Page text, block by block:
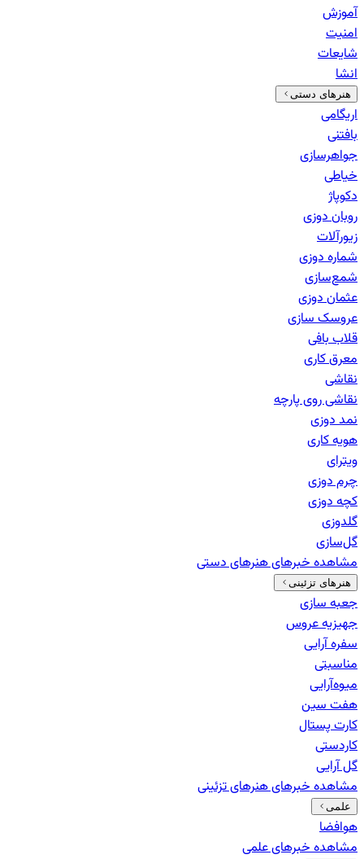
آموزش
امنیت
شایعات
انشا
هنرهای دستی
اریگامی
بافتنی
جواهرسازی
خیاطی
دکوپاژ
روبان دوزی
زیورآلات
شماره دوزی
شمع‌سازی
عثمان دوزی
عروسک سازی
قلاب بافی
معرق کاری
نقاشی
نقاشی روی پارچه
نمد دوزی
هویه کاری
ویترای
چرم دوزی
کچه دوزی
گلدوزی
گل‌سازی
مشاهده خبرهایهنرهای دستی
هنرهای تزئینی
جعبه سازی
جهیزیه عروس
سفره آرایی
مناسبتی
میوه‌آرایی
هفت سین
کارت پستال
کاردستی
گل آرایی
مشاهده خبرهایهنرهای تزئینی
علمی
هوافضا
مشاهده خبرهایعلمی